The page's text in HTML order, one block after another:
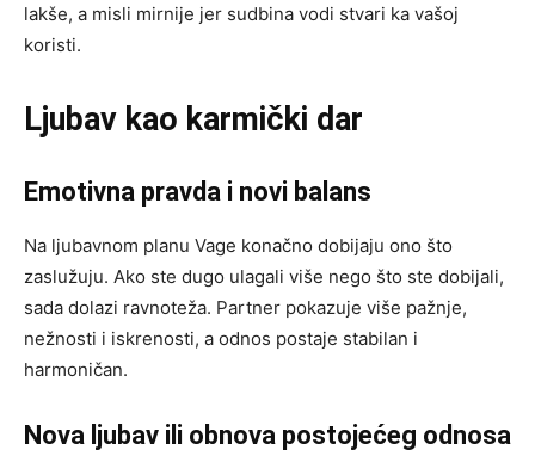
lakše, a misli mirnije jer sudbina vodi stvari ka vašoj
koristi.
Ljubav kao karmički dar
Emotivna pravda i novi balans
Na ljubavnom planu Vage konačno dobijaju ono što
zaslužuju. Ako ste dugo ulagali više nego što ste dobijali,
sada dolazi ravnoteža. Partner pokazuje više pažnje,
nežnosti i iskrenosti, a odnos postaje stabilan i
harmoničan.
Nova ljubav ili obnova postojećeg odnosa